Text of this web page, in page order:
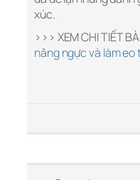
xúc.
>>> XEM CHI TIẾT
nâng ngực và làm eo